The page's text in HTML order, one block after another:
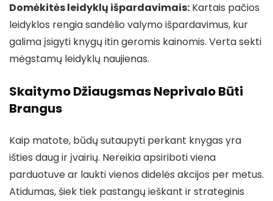
Domėkitės leidyklų išpardavimais: Kartais pačios
leidyklos rengia sandėlio valymo išpardavimus, kur
galima įsigyti knygų itin geromis kainomis. Verta sekti
mėgstamų leidyklų naujienas.
Skaitymo Džiaugsmas Neprivalo Būti
Brangus
Kaip matote, būdų sutaupyti perkant knygas yra
išties daug ir įvairių. Nereikia apsiriboti viena
parduotuve ar laukti vienos didelės akcijos per metus.
Atidumas, šiek tiek pastangų ieškant ir strateginis